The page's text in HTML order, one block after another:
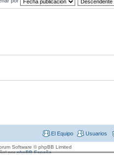
Usuarios
El Equipo
Software © phpBB Limited
porphpBB España